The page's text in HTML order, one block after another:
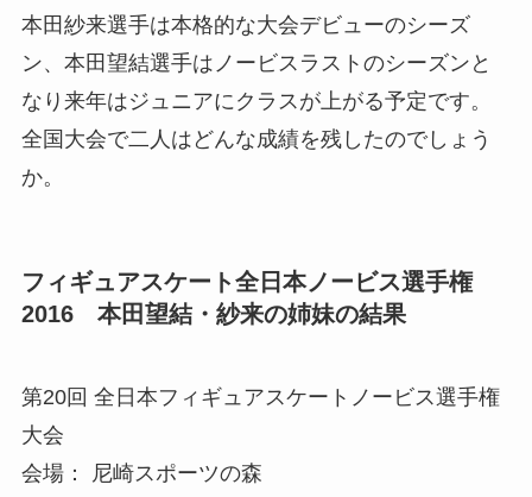
本田紗来選手は本格的な大会デビューのシーズ
ン、本田望結選手はノービスラストのシーズンと
なり来年はジュニアにクラスが上がる予定です。
全国大会で二人はどんな成績を残したのでしょう
か。
フィギュアスケート全日本ノービス選手権
2016 本田望結・紗来の姉妹の結果
第20回 全日本フィギュアスケートノービス選手権
大会
会場： 尼崎スポーツの森